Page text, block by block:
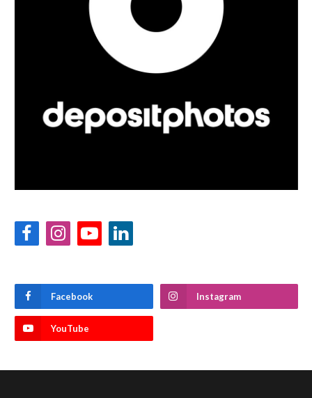
FacebookInstagramYouTubeLinkedIn
Facebook Instagram
YouTube